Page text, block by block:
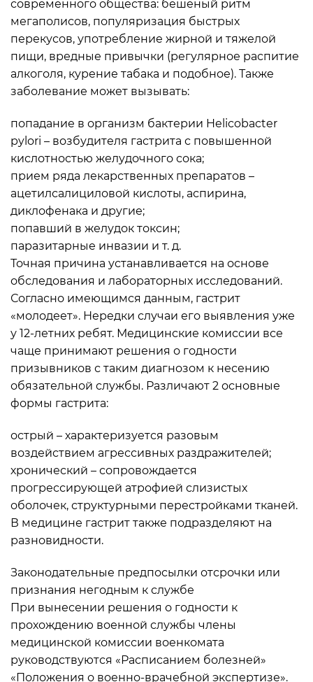
современного общества: бешеный ритм
мегаполисов, популяризация быстрых
перекусов, употребление жирной и тяжелой
пищи, вредные привычки (регулярное распитие
алкоголя, курение табака и подобное). Также
заболевание может вызывать:
попадание в организм бактерии Helicobacter
pylori – возбудителя гастрита с повышенной
кислотностью желудочного сока;
прием ряда лекарственных препаратов –
ацетилсалициловой кислоты, аспирина,
диклофенака и другие;
попавший в желудок токсин;
паразитарные инвазии и т. д.
Точная причина устанавливается на основе
обследования и лабораторных исследований.
Согласно имеющимся данным, гастрит
«молодеет». Нередки случаи его выявления уже
у 12-летних ребят. Медицинские комиссии все
чаще принимают решения о годности
призывников с таким диагнозом к несению
обязательной службы. Различают 2 основные
формы гастрита:
острый – характеризуется разовым
воздействием агрессивных раздражителей;
хронический – сопровождается
прогрессирующей атрофией слизистых
оболочек, структурными перестройками тканей.
В медицине гастрит также подразделяют на
разновидности.
Законодательные предпосылки отсрочки или
признания негодным к службе
При вынесении решения о годности к
прохождению военной службы члены
медицинской комиссии военкомата
руководствуются «Расписанием болезней»
«Положения о военно-врачебной экспертизе».